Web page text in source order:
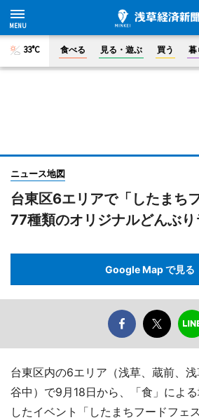
33°C 食べる 見る・遊ぶ 買う 暮
ニュース地図
台東区6エリアで「したまち
77種類のオリジナルどんぶり
Google Map で見る
台東区内の6エリア（浅草、蔵前、浅
谷中）で9月18日から、「食」によ
したイベント「したまちフードフェ